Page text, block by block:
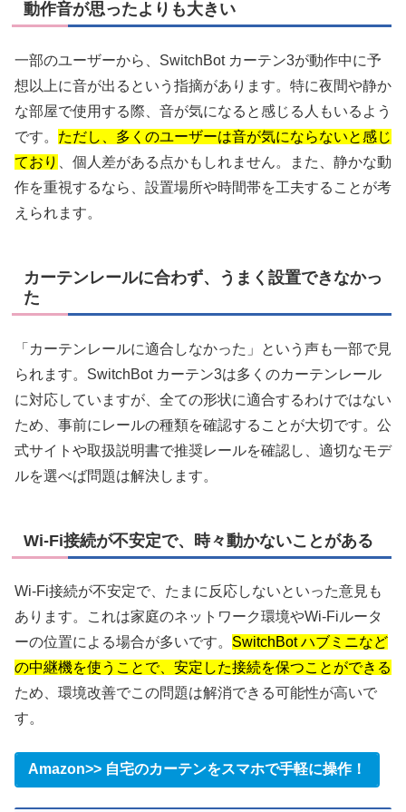
動作音が思ったよりも大きい
一部のユーザーから、SwitchBot カーテン3が動作中に予
想以上に音が出るという指摘があります。特に夜間や静か
な部屋で使用する際、音が気になると感じる人もいるよう
です。 ただし、多くのユーザーは音が気にならないと感じ
ており
、個人差がある点かもしれません。また、静かな動
作を重視するなら、設置場所や時間帯を工夫することが考
えられます。
カーテンレールに合わず、うまく設置できなかっ
た
「カーテンレールに適合しなかった」という声も一部で見
られます。SwitchBot カーテン3は多くのカーテンレール
に対応していますが、全ての形状に適合するわけではない
ため、事前にレールの種類を確認することが大切です。公
式サイトや取扱説明書で推奨レールを確認し、適切なモデ
ルを選べば問題は解決します。
Wi-Fi接続が不安定で、時々動かないことがある
Wi-Fi接続が不安定で、たまに反応しないといった意見も
あります。これは家庭のネットワーク環境やWi-Fiルータ
ーの位置による場合が多いです。 SwitchBot ハブミニなど
の中継機を使うことで、安定した接続を保つことができる
ため、環境改善でこの問題は解消できる可能性が高いで
す。
Amazon>> 自宅のカーテンをスマホで手軽に操作！